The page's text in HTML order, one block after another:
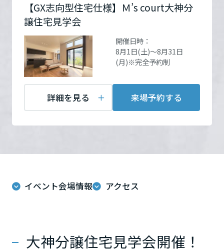
多彩な動画やこだわりが詰まった建築実例、注目の最新情報など、住
まいづくりを楽しく学べるデジタルラウンジです。
ホームラウンジ 新築・戸建て
障がい者採用
ウエルネス事業
海外事業
ミサワアイデンティティ
【GX志向型住宅仕様】Ｍ’s court大神分
譲住宅見学会
開催日時：
8月1日(土)～8月31日
(月)※完全予約制
詳細を見る 来場予約する
イベント会場情報 アクセス
大神分譲住宅見学会開催！
群馬県
埼玉県
千葉県
お問い合
わせ
営業時間：10:00～17:00
定休日：毎週火・水定休※
現場にはスタッフが常駐し
ておりませんので、ご来場
の方は必ず事前にご予約く
ださい
担当者：水上・目代